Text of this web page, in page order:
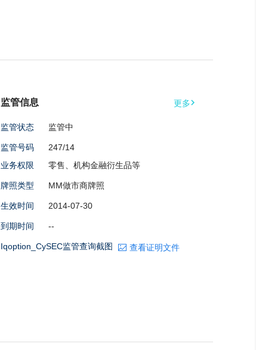
监管信息 更多
监管状态 监管中
监管号码
247/14
业务权限
零售、机构金融衍生品等
牌照类型 MM做市商牌照
生效时间 2014-07-30
到期时间 --
Iqoption_CySEC监管查询截图 查看证明文件